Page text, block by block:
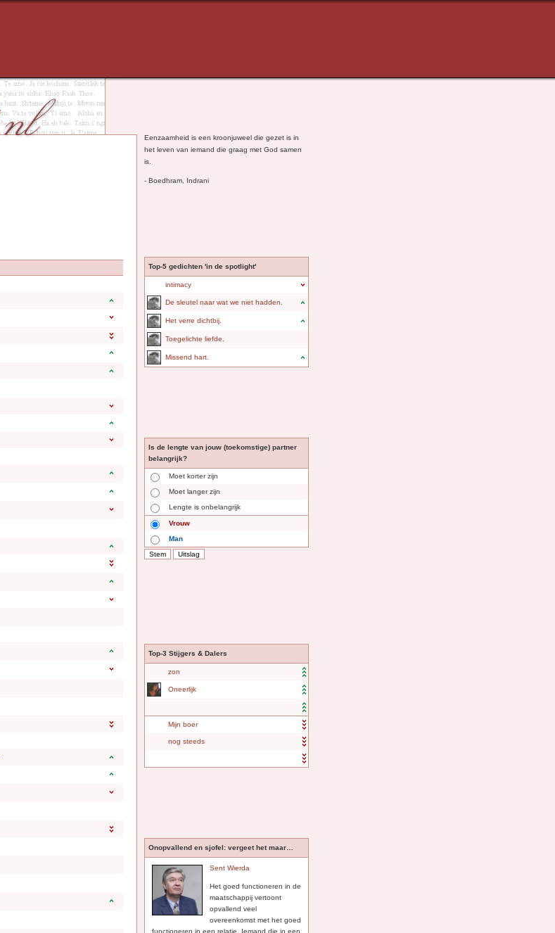
Eenzaamheid is een kroonjuweel die gezet is in
het leven van iemand die graag met God samen
is.
- Boedhram, Indrani
Top-5 gedichten 'in de spotlight'
intimacy
De sleutel naar wat we niet hadden.
Het verre dichtbij.
Toegelichte liefde.
Missend hart.
Is de lengte van jouw (toekomstige) partner
belangrijk?
Moet korter zijn
Moet langer zijn
Lengte is onbelangrijk
Vrouw
Man
Top-3 Stijgers & Dalers
zon
Oneerlijk
Mijn boer
nog steeds
Onopvallend en sjofel: vergeet het maar…
Sent Wierda
Het goed functioneren in de
maatschappij vertoont
opvallend veel
overeenkomst met het goed
functioneren in een relatie. Iemand die in een